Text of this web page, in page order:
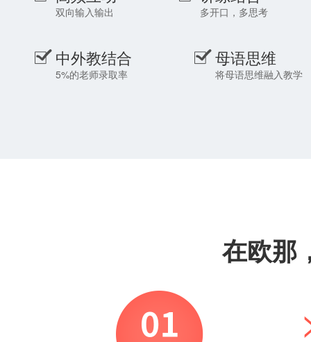
双向输入输出 多开口，多思考
中外教结合
5%的老师录取率
母语思维
将母语思维融入教学
在欧那